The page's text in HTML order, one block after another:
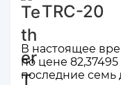
TRC-20
В настоящее
по цене
последние семь